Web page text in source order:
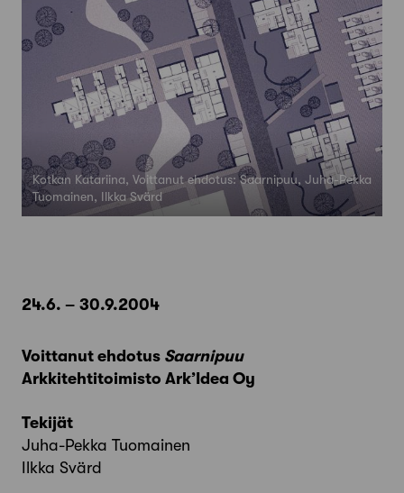
Kotkan Katariina, Voittanut ehdotus: Saarnipuu, Juha-Pekka
Tuomainen, Ilkka Svärd
24.6. – 30.9.2004
Voittanut ehdotus Saarnipuu
Arkkitehtitoimisto Ark’Idea Oy
Tekijät
Juha-Pekka Tuomainen
Ilkka Svärd